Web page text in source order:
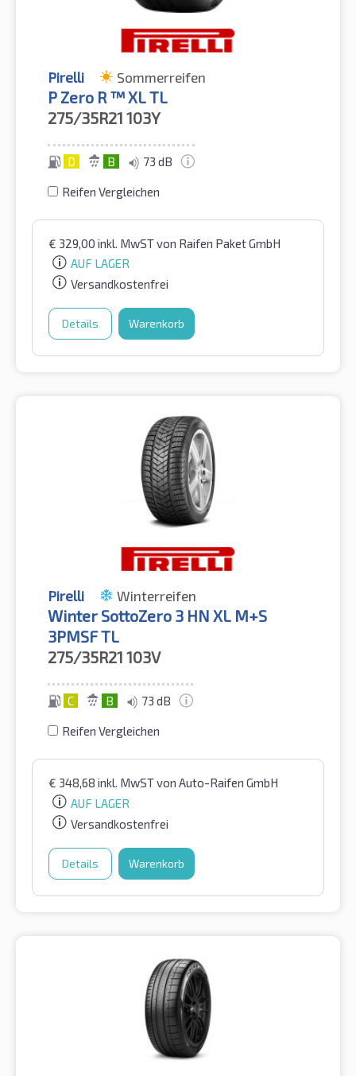
Pirelli Sommerreifen
P Zero R ™ XL TL
275/35R21 103Y
D B 73 dB
Reifen Vergleichen
€ 329,00 inkl. MwSTvon Raifen Paket GmbH
AUF LAGER
Versandkostenfrei
Details Warenkorb
Pirelli Winterreifen
Winter SottoZero 3 HN XL M+S
3PMSF TL
275/35R21 103V
C B 73 dB
Reifen Vergleichen
€ 348,68 inkl. MwSTvon Auto-Raifen GmbH
AUF LAGER
Versandkostenfrei
Details Warenkorb